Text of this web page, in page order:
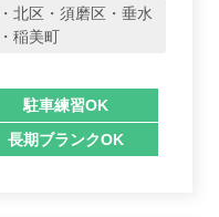
北区・須磨区・垂水
稲美町
駐車練習OK
長期ブランクOK